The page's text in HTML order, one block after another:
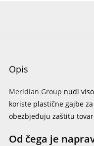
Opis
Meridian Group nudi
koriste plastične gajbe
obezbjeđuju zaštitu
Od čega je